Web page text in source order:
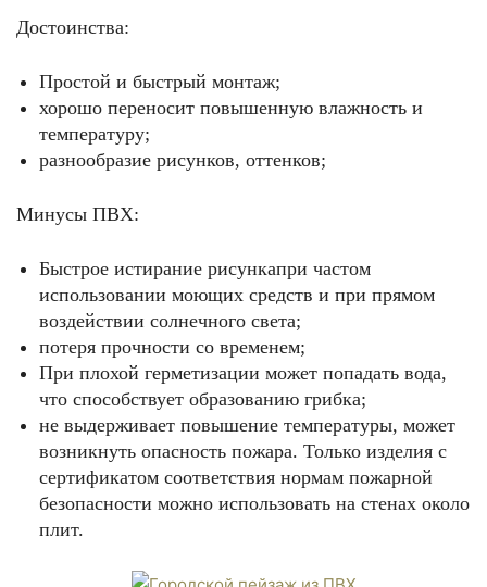
Достоинства:
Простой и быстрый монтаж;
хорошо переносит повышенную влажность и
температуру;
разнообразие рисунков, оттенков;
Минусы ПВХ:
Быстрое истирание рисункапри частом
использовании моющих средств и при прямом
воздействии солнечного света;
потеря прочности со временем;
При плохой герметизации может попадать вода,
что способствует образованию грибка;
не выдерживает повышение температуры, может
возникнуть опасность пожара. Только изделия с
сертификатом соответствия нормам пожарной
безопасности можно использовать на стенах около
плит.